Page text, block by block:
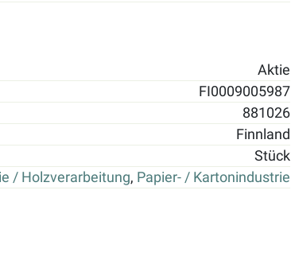
Aktie
FI0009005987
881026
Finnland
Stück
/ Holzverarbeitung, Papier- / Kartonindustrie